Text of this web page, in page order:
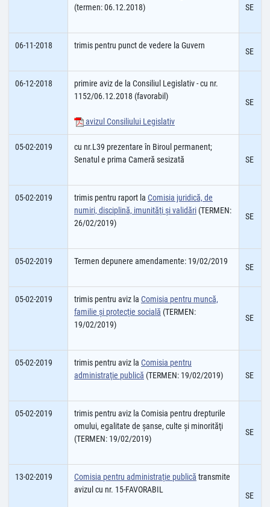
(termen: 06.12.2018)
SE
06-11-2018 trimis pentru punct de vedere la Guvern
SE
06-12-2018
primire aviz de la Consiliul Legislativ - cu nr.
1152/06.12.2018 (favorabil)
avizul Consiliului Legislativ
SE
05-02-2019
cu nr.L39 prezentare în Biroul permanent;
Senatul e prima Cameră sesizată
SE
05-02-2019 trimis pentru raport la Comisia juridică, de
numiri, disciplină, imunităţi şi validări (TERMEN:
26/02/2019)
SE
05-02-2019 Termen depunere amendamente: 19/02/2019
SE
05-02-2019 trimis pentru aviz la Comisia pentru muncă,
familie şi protecţie socială (TERMEN:
19/02/2019)
SE
05-02-2019 trimis pentru aviz la Comisia pentru
administraţie publică (TERMEN: 19/02/2019) SE
05-02-2019
trimis pentru aviz la Comisia pentru drepturile
omului, egalitate de şanse, culte şi minorităţi
(TERMEN: 19/02/2019)
SE
13-02-2019 Comisia pentru administraţie publică transmite
avizul cu nr. 15-FAVORABIL
SE